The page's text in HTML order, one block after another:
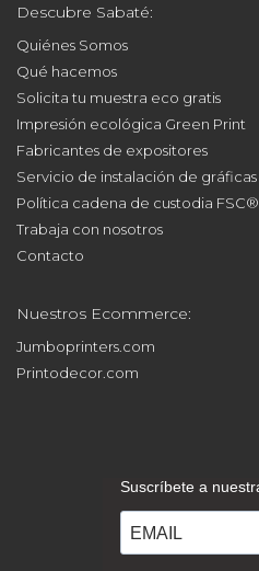
Descubre Sabaté:
Quiénes Somos
Qué hacemos
Solicita tu muestra eco gratis
Impresión ecológica Green Print
Fabricantes de expositores
Servicio de instalación de gráficas
Política cadena de custodia FSC®
Trabaja con nosotros
Contacto
Nuestros Ecommerce:
Jumboprinters.com
Printodecor.com